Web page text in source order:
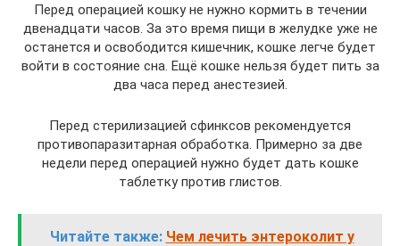
Перед операцией кошку не нужно кормить в течении
двенадцати часов. За это время пищи в желудке уже не
останется и освободится кишечник, кошке легче будет
войти в состояние сна. Ещё кошке нельзя будет пить за
два часа перед анестезией.
Перед стерилизацией сфинксов рекомендуется
противопаразитарная обработка. Примерно за две
недели перед операцией нужно будет дать кошке
таблетку против глистов.
Читайте также: Чем лечить энтероколит у